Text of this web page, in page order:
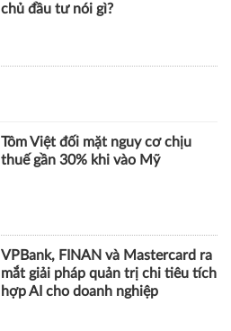
chủ đầu tư nói gì?
Tôm Việt đối mặt nguy cơ chịu
thuế gần 30% khi vào Mỹ
VPBank, FINAN và Mastercard ra
mắt giải pháp quản trị chi tiêu tích
hợp AI cho doanh nghiệp